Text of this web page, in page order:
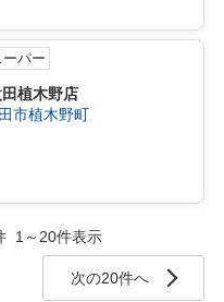
ーパー
植木野店
市植木野町
1～20件表示
次の20件へ